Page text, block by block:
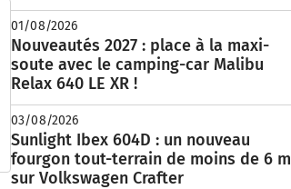
01/08/2026
Nouveautés 2027 : place à la maxi-
soute avec le camping-car Malibu
Relax 640 LE XR !
03/08/2026
Sunlight Ibex 604D : un nouveau
fourgon tout-terrain de moins de 6 m
sur Volkswagen Crafter